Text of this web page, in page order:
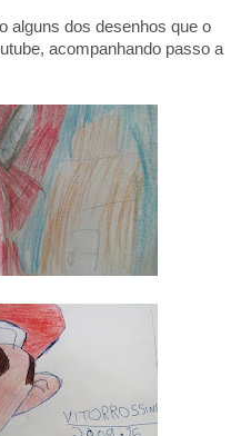
alguns dos desenhos que o
acompanhando passo a